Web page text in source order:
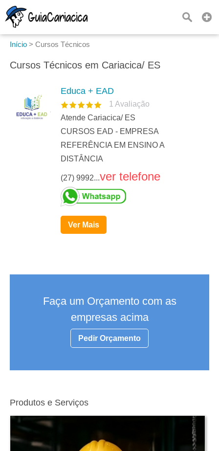
Início > Cursos Técnicos
Cursos Técnicos em Cariacica/ ES
Educa + EAD
1 Avaliação
Atende Cariacica/ ES
CURSOS EAD - EMPRESA
REFERÊNCIA EM ENSINO A
DISTÂNCIA
(27) 9992...ver telefone
Ver Mais
Faça um Orçamento com as
empresas acima
Pedir Orçamento
Produtos e Serviços